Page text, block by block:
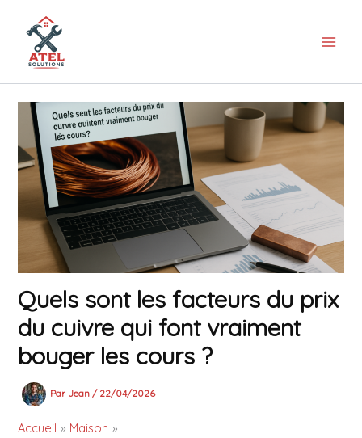
contenu
Quels sont les facteurs du prix
du cuivre qui font vraiment
bouger les cours ?
Par Jean / 22/04/2026
Accueil
Maison